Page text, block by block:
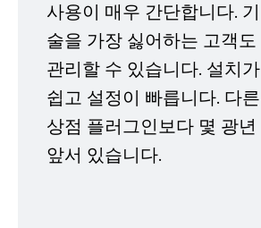
사용이 매우 간단합니다. 기
술을 가장 싫어하는 고객도
관리할 수 있습니다. 설치가
쉽고 설정이 빠릅니다. 다른
상점 플러그인보다 몇 광년
앞서 있습니다.